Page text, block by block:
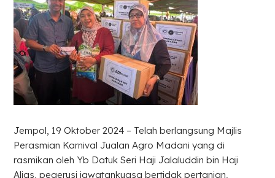
Jempol, 19 Oktober 2024 – Telah berlangsung Majlis
Perasmian Karnival Jualan Agro Madani yang di
rasmikan oleh Yb Datuk Seri Haji Jalaluddin bin Haji
Alias, pegerusi jawatankuasa bertidak pertanian,